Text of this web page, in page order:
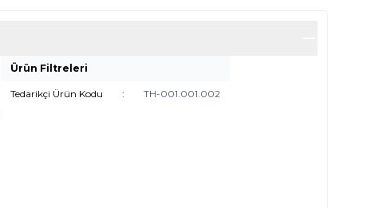
Ürün Filtreleri
Tedarikçi Ürün Kodu : TH-001.001.002